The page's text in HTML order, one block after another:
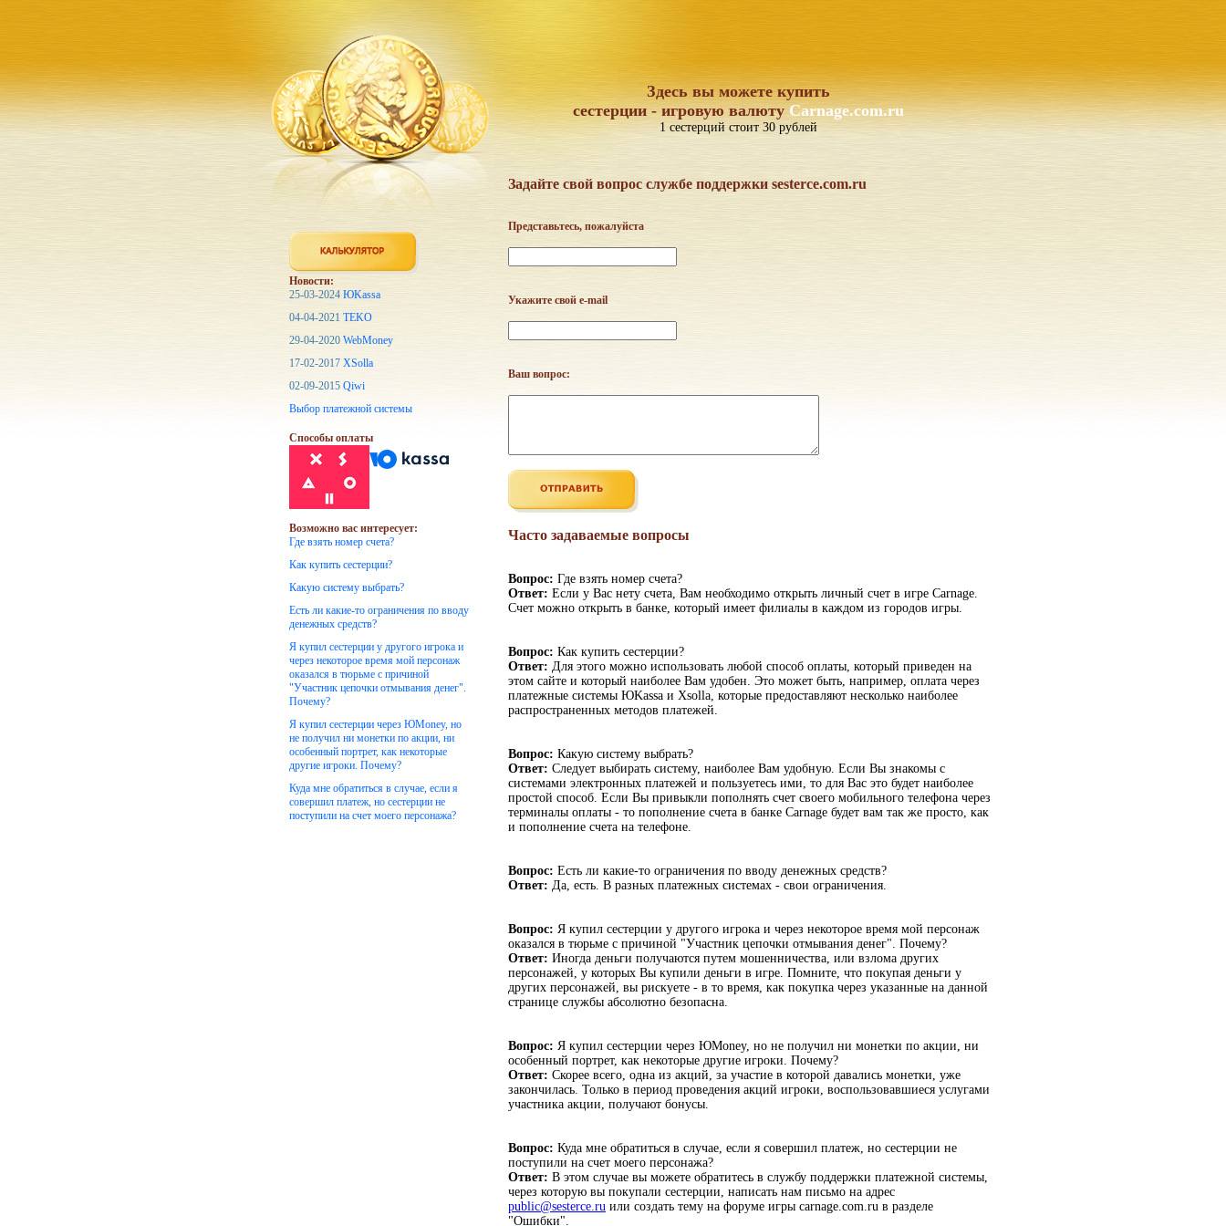
Здесь вы можете купить
сестерции - игровую валютуCarnage.com.ru
1 сестерций стоит 30 рублей
Задайте свой вопрос службе поддержки sesterce.com.ru
Представьтесь, пожалуйста
Укажите свой e-mail
Ваш вопрос:
Часто задаваемые вопросы
Вопрос: Где взять номер счета?
Ответ: Если у Вас нету счета, Вам необходимо открыть личный счет в игре Carnage.
Счет можно открыть в банке, который имеет филиалы в каждом из городов игры.
Вопрос: Как купить сестерции?
Ответ: Для этого можно использовать любой способ оплаты, который приведен на
этом сайте и который наиболее Вам удобен. Это может быть, например, оплата через
платежные системы ЮKassa и Xsolla, которые предоставляют несколько наиболее
распространенных методов платежей.
Вопрос: Какую систему выбрать?
Ответ: Следует выбирать систему, наиболее Вам удобную. Если Вы знакомы с
системами электронных платежей и пользуетесь ими, то для Вас это будет наиболее
простой способ. Если Вы привыкли пополнять счет своего мобильного телефона через
терминалы оплаты - то пополнение счета в банке Carnage будет вам так же просто, как
и пополнение счета на телефоне.
Вопрос: Есть ли какие-то ограничения по вводу денежных средств?
Ответ: Да, есть. В разных платежных системах - свои ограничения.
Вопрос: Я купил сестерции у другого игрока и через некоторое время мой персонаж
оказался в тюрьме с причиной "Участник цепочки отмывания денег". Почему?
Ответ: Иногда деньги получаются путем мошенничества, или взлома других
персонажей, у которых Вы купили деньги в игре. Помните, что покупая деньги у
других персонажей, вы рискуете - в то время, как покупка через указанные на данной
странице службы абсолютно безопасна.
Вопрос: Я купил сестерции через ЮMoney, но не получил ни монетки по акции, ни
особенный портрет, как некоторые другие игроки. Почему?
Ответ: Скорее всего, одна из акций, за участие в которой давались монетки, уже
закончилась. Только в период проведения акций игроки, воспользовавшиеся услугами
участника акции, получают бонусы.
Вопрос: Куда мне обратиться в случае, если я совершил платеж, но сестерции не
поступили на счет моего персонажа?
Ответ: В этом случае вы можете обратитесь в службу поддержки платежной системы,
через которую вы покупали сестерции, написать нам письмо на адрес
public@sesterce.ru или создать тему на форуме игры carnage.com.ru в разделе
"Ошибки".
Новости:
25-03-2024 ЮKassa
04-04-2021 TEKO
29-04-2020 WebMoney
17-02-2017 XSolla
02-09-2015 Qiwi
Выбор платежной системы
Способы оплаты
Возможно вас интересует:
Где взять номер счета?
Как купить сестерции?
Какую систему выбрать?
Есть ли какие-то ограничения по вводу
денежных средств?
Я купил сестерции у другого игрока и
через некоторое время мой персонаж
оказался в тюрьме с причиной
"Участник цепочки отмывания денег".
Почему?
Я купил сестерции через ЮMoney, но
не получил ни монетки по акции, ни
особенный портрет, как некоторые
другие игроки. Почему?
Куда мне обратиться в случае, если я
совершил платеж, но сестерции не
поступили на счет моего персонажа?